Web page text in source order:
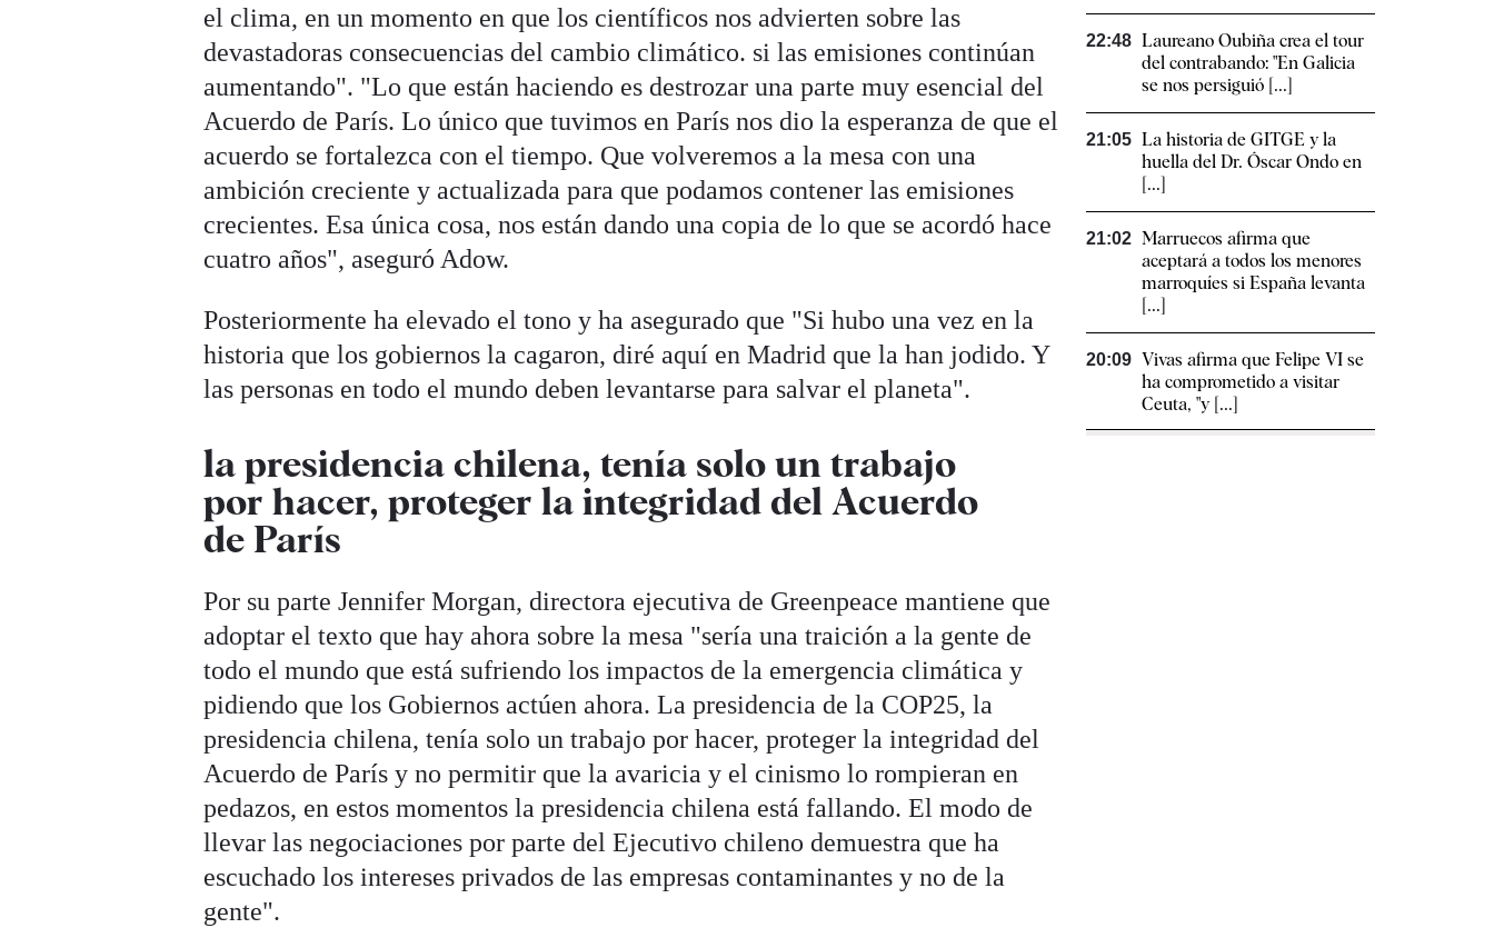
el clima, en un momento en que los científicos nos advierten sobre las
devastadoras consecuencias del cambio climático. si las emisiones continúan
aumentando". "Lo que están haciendo es destrozar una parte muy esencial del
Acuerdo de París. Lo único que tuvimos en París nos dio la esperanza de que el
acuerdo se fortalezca con el tiempo. Que volveremos a la mesa con una
ambición creciente y actualizada para que podamos contener las emisiones
crecientes. Esa única cosa, nos están dando una copia de lo que se acordó hace
cuatro años", aseguró Adow.
Posteriormente ha elevado el tono y ha asegurado que "Si hubo una vez en la
historia que los gobiernos la cagaron, diré aquí en Madrid que la han jodido. Y
las personas en todo el mundo deben levantarse para salvar el planeta".
la presidencia chilena, tenía solo un trabajo
por hacer, proteger la integridad del Acuerdo
de París
Por su parte Jennifer Morgan, directora ejecutiva de Greenpeace mantiene que
adoptar el texto que hay ahora sobre la mesa "sería una traición a la gente de
todo el mundo que está sufriendo los impactos de la emergencia climática y
pidiendo que los Gobiernos actúen ahora. La presidencia de la COP25, la
presidencia chilena, tenía solo un trabajo por hacer, proteger la integridad del
Acuerdo de París y no permitir que la avaricia y el cinismo lo rompieran en
pedazos, en estos momentos la presidencia chilena está fallando. El modo de
llevar las negociaciones por parte del Ejecutivo chileno demuestra que ha
escuchado los intereses privados de las empresas contaminantes y no de la
gente".
22:48 Laureano Oubiña crea el tour
del contrabando: "En Galicia
se nos persiguió [...]
21:05 La historia de GITGE y la
huella del Dr. Óscar Ondo en
[...]
21:02 Marruecos afirma que
aceptará a todos los menores
marroquíes si España levanta
[...]
20:09 Vivas afirma que Felipe VI se
ha comprometido a visitar
Ceuta, "y [...]